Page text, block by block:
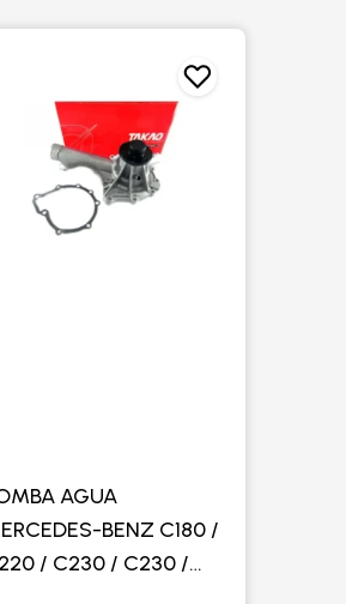
AGUA
BENZ C180 /
/ C230 / C230 /